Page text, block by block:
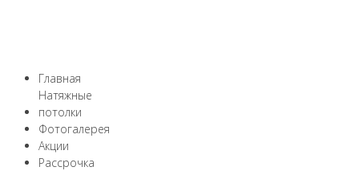
Главная
Натяжные
потолки
Фотогалерея
Акции
Рассрочка